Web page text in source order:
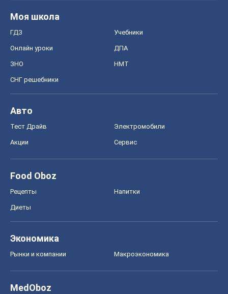
Моя школа
ГДЗ Учебники
Онлайн уроки ДПА
ЗНО НМТ
СНГ решебники
Авто
Тест Драйв Электромобили
Акции Сервис
Food Oboz
Рецепты Напитки
Диеты
Экономика
Рынки и компании Mакроэкономика
MedOboz